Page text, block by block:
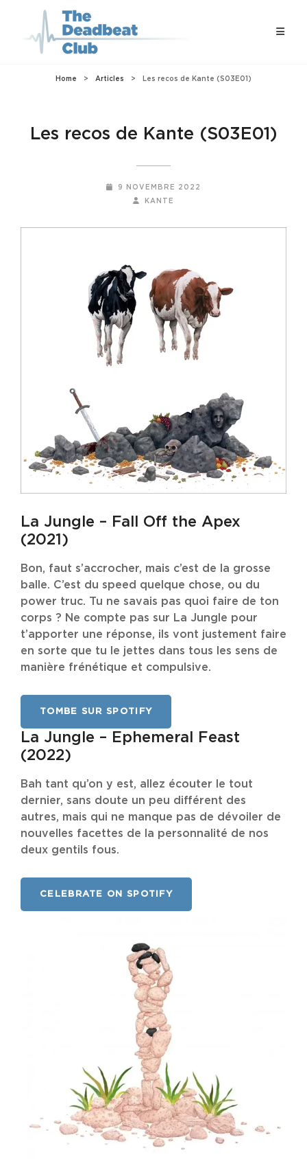
Home > Articles > Les recos de Kante (S03E01)
Les recos de Kante (S03E01)
POSTED-
9 NOVEMBRE 2022
BY
BYLINEKANTE
La Jungle – Fall Off the Apex
(2021)
Bon, faut s’accrocher, mais c’est de la grosse
balle. C’est du speed quelque chose, ou du
power truc. Tu ne savais pas quoi faire de ton
corps ? Ne compte pas sur La Jungle pour
t’apporter une réponse, ils vont justement faire
en sorte que tu le jettes dans tous les sens de
manière frénétique et compulsive.
TOMBE SUR SPOTIFY
La Jungle – Ephemeral Feast
(2022)
Bah tant qu’on y est, allez écouter le tout
dernier, sans doute un peu différent des
autres, mais qui ne manque pas de dévoiler de
nouvelles facettes de la personnalité de nos
deux gentils fous.
CELEBRATE ON SPOTIFY